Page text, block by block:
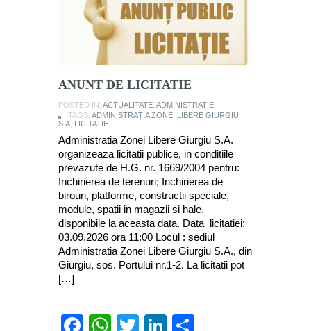
ANUNT DE LICITATIE
POSTED IN: ACTUALITATE ADMINISTRATIE
TAGS: ADMINISTRAȚIA ZONEI LIBERE GIURGIU
S.A LICITATIE
Administratia Zonei Libere Giurgiu S.A.
organizeaza licitatii publice, in conditiile
prevazute de H.G. nr. 1669/2004 pentru:
Inchirierea de terenuri; Inchirierea de
birouri, platforme, constructii speciale,
module, spatii in magazii si hale,
disponibile la aceasta data. Data licitatiei:
03.09.2026 ora 11:00 Locul : sediul
Administratia Zonei Libere Giurgiu S.A., din
Giurgiu, sos. Portului nr.1-2. La licitatii pot
[…]
Facebook
WhatsApp
TwitterLinkedIn